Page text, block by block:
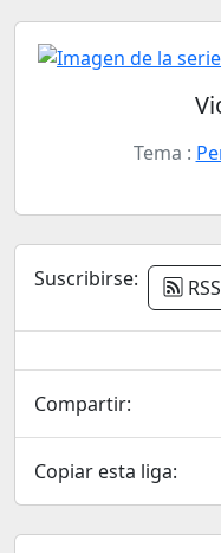
Tema :
Suscribirse: RSS
Compartir:
Copiar esta liga: